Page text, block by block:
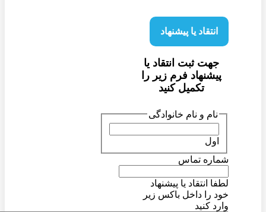
انتقاد یا پیشنهاد
جهت ثبت انتقاد یا
پیشنهاد فرم زیر را
تکمیل کنید
نام و نام خانوادگی
شماره تماس
لطفا انتقاد یا پیشنهاد
خود را داخل باکس زیر
وارد کنید